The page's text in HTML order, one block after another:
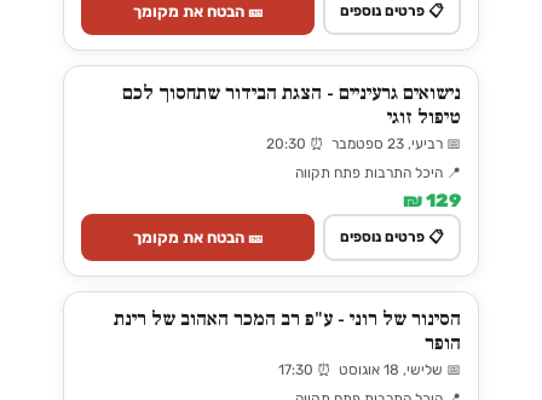
📋 פרטים נוספים 🎫 הבטח את מקומך
נישואים גרעיניים - הצגת הבידור שתחסוך לכם
טיפול זוגי
📅 רביעי, 23 ספטמבר ⏰ 20:30
📍 היכל התרבות פתח תקווה
129 ₪
📋 פרטים נוספים 🎫 הבטח את מקומך
הסינור של רוני - ע"פ רב המכר האהוב של רינת
הופר
📅 שלישי, 18 אוגוסט ⏰ 17:30